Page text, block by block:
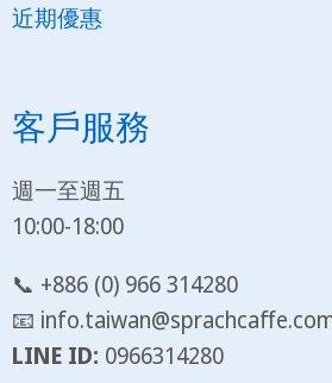
近期優惠
客戶服務
週一至週五
10:00-18:00
📞 +886 (0) 966 314280
📧
LINE ID: 0966314280